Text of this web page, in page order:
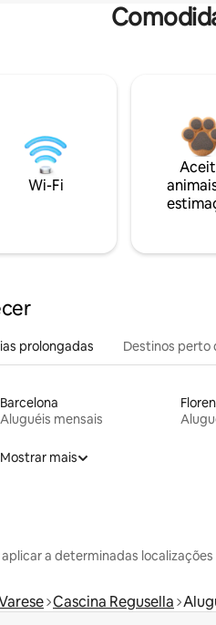
Wi-Fi
prolongadas Destinos perto
Barcelona
Aluguéis mensais
Mostrar mais
a determinadas
Cascina Regusella